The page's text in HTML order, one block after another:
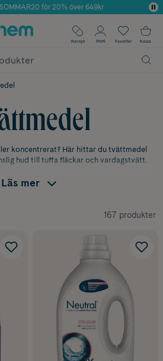
2025 inom Skönhet
för 20% över 649kr
✓ Fri frakt
Poäng på alla köp*
Recept Profil Favoriter Kassa
koncentrerat? Här hittar du tvättmedel
hud till tuffa fläckar och vardagstvätt.
tvättmedel för dig som vill
kläder och miljö.
tar mindre plats och räcker ofta till många
Läs mer
167 produkter